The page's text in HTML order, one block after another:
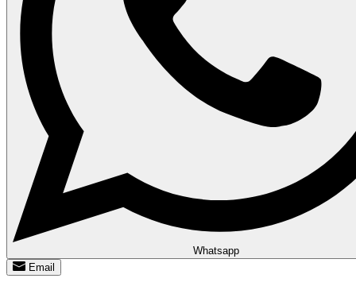
Whatsapp
Email